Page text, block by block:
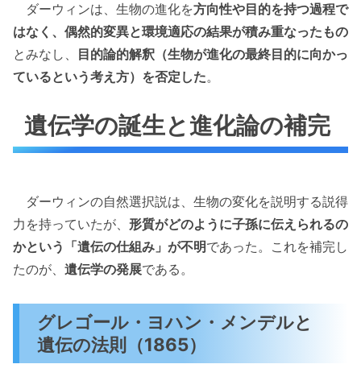
ダーウィンは、生物の進化を方向性や目的を持つ過程で
はなく、偶然的変異と環境適応の結果が積み重なったもの
とみなし、 目的論的解釈（生物が進化の最終目的に向かっ
ているという考え方）を否定した。
遺伝学の誕生と進化論の補完
ダーウィンの自然選択説は、生物の変化を説明する説得
力を持っていたが、 形質がどのように子孫に伝えられるの
かという「遺伝の仕組み」が不明であった。これを補完し
たのが、 遺伝学の発展である。
グレゴール・ヨハン・メンデルと
遺伝の法則（1865）